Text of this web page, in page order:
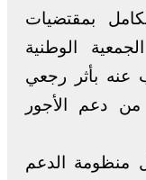
بمقتضيات
الوطنية
عنه بأثر رجعي
دعم الأجور
منظومة الدعم